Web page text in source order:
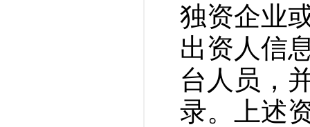
独资企业
出资人信
台人员，
录。上述